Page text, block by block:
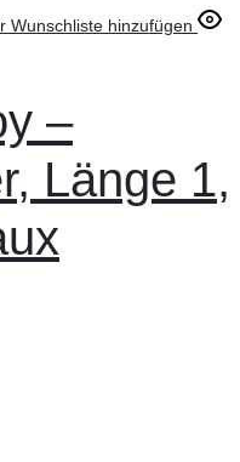
Wunschliste hinzufügen
–
Länge 1,